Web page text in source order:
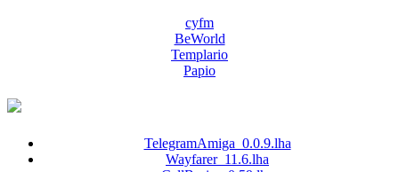
cyfm
BeWorld
Templario
Papio
TelegramAmiga_0.0.9.lha
Wayfarer_11.6.lha